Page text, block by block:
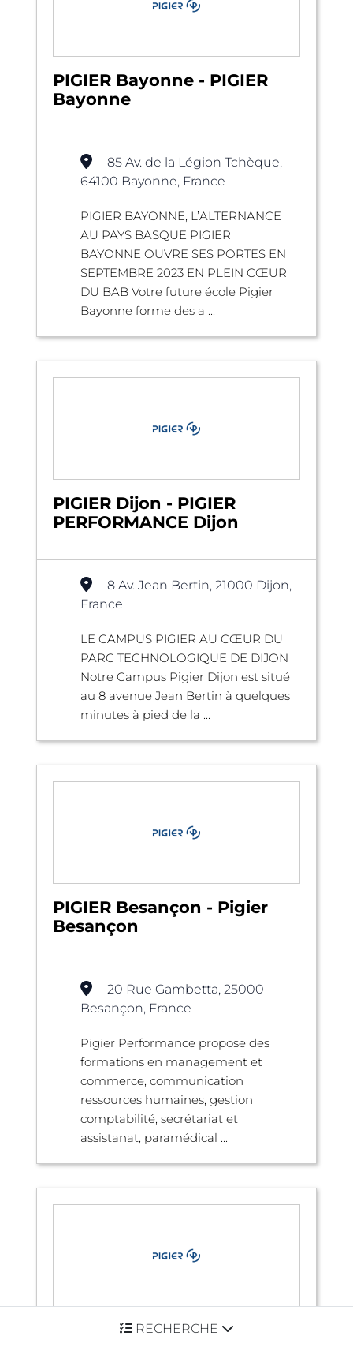
RECHERCHE
PIGIER Bayonne - PIGIER
Bayonne
85 Av. de la Légion Tchèque,
64100 Bayonne, France
PIGIER BAYONNE, L’ALTERNANCE
AU PAYS BASQUE PIGIER
BAYONNE OUVRE SES PORTES EN
SEPTEMBRE 2023 EN PLEIN CŒUR
DU BAB Votre future école Pigier
Bayonne forme des a ...
PIGIER Dijon - PIGIER
PERFORMANCE Dijon
8 Av. Jean Bertin, 21000 Dijon,
France
LE CAMPUS PIGIER AU CŒUR DU
PARC TECHNOLOGIQUE DE DIJON
Notre Campus Pigier Dijon est situé
au 8 avenue Jean Bertin à quelques
minutes à pied de la ...
PIGIER Besançon - Pigier
Besançon
20 Rue Gambetta, 25000
Besançon, France
Pigier Performance propose des
formations en management et
commerce, communication
ressources humaines, gestion
comptabilité, secrétariat et
assistanat, paramédical ...
PIGIER Mulhouse - PIGIER